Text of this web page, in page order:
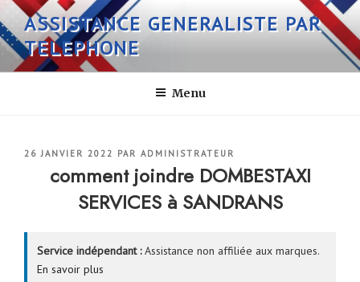
Aller
au
contenu
principal
ASSISTANCE GENERALISTE PAR
TELEPHONE
Menu
PUBLIÉ
26 JANVIER 2022 PAR ADMINISTRATEUR
comment joindre DOMBESTAXI
SERVICES à SANDRANS
Service indépendant :Assistance non affiliée aux marques.
En savoir plus